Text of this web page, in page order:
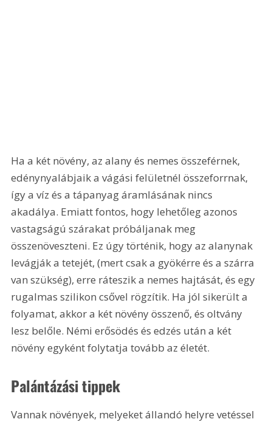
Ha a két növény, az alany és nemes összeférnek,
edénynyalábjaik a vágási felületnél összeforrnak,
így a víz és a tápanyag áramlásának nincs
akadálya. Emiatt fontos, hogy lehetőleg azonos
vastagságú szárakat próbáljanak meg
összenöveszteni. Ez úgy történik, hogy az alanynak
levágják a tetejét, (mert csak a gyökérre és a szárra
van szükség), erre ráteszik a nemes hajtását, és egy
rugalmas szilikon csővel rögzítik. Ha jól sikerült a
folyamat, akkor a két növény összenő, és oltvány
lesz belőle. Némi erősödés és edzés után a két
növény egyként folytatja tovább az életét.
Palántázási tippek
Vannak növények, melyeket állandó helyre vetéssel